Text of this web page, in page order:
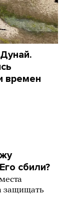
времен
сбили?
защищать